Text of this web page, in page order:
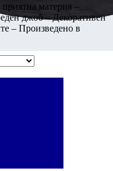
материя –
джоб – Декоративен
– Произведено в